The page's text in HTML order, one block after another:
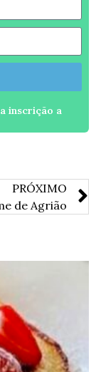
inscrição a
PRÓXIMO
de Agrião